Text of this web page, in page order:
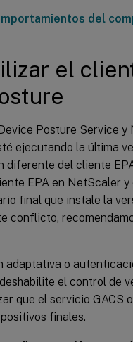
del
el
Posture Service y
ejecutando la última
del cliente
EPA en NetScaler y
final que instale la
conflicto,
adaptativa o
el control de
que el servicio GACS
finales.